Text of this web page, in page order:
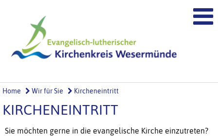
Home Wir für Sie Kircheneintritt
KIRCHENEINTRITT
Sie möchten gerne in die evangelische Kirche einzutreten?